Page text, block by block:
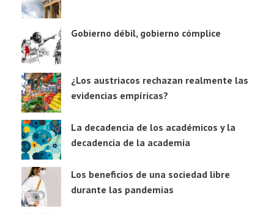
Gobierno débil, gobierno cómplice
¿Los austriacos rechazan realmente las
evidencias empíricas?
La decadencia de los académicos y la
decadencia de la academia
Los beneficios de una sociedad libre
durante las pandemias